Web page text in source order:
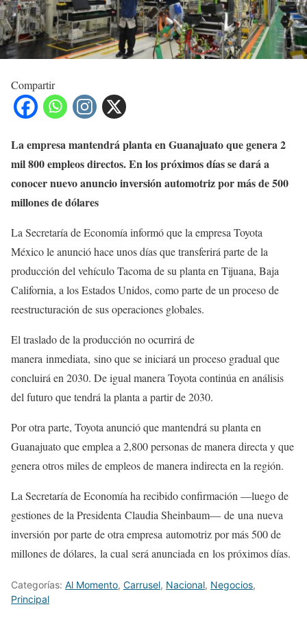
Compartir
La empresa mantendrá planta en Guanajuato que genera 2
mil 800 empleos directos.En los próximos días se dará a
conocer nuevo anuncio inversión automotriz por más de 500
millones de dólares
La Secretaría de Economía informó que la empresa Toyota
México le anunció hace unos días que transferirá parte de la
producción del vehículo Tacoma de su planta en Tijuana, Baja
California, a los Estados Unidos, como parte de un proceso de
reestructuración de sus operaciones globales.
El traslado de la producción no ocurrirá de
manera inmediata, sino que se iniciará un proceso gradual que
concluirá en 2030. De igual manera Toyota continúa en análisis
del futuro que tendrá la planta a partir de 2030.
Por otra parte, Toyota anunció que mantendrá su planta en
Guanajuato que emplea a 2,800 personas de manera directa y que
genera otros miles de empleos de manera indirecta en la región.
La Secretaría de Economía ha recibido confirmación —luego de
gestiones de la Presidenta Claudia Sheinbaum— de una nueva
inversión por parte de otra empresa automotriz por más 500 de
millones de dólares, la cual será anunciada en los próximos días.
Categorías: Al Momento, Carrusel, Nacional, Negocios,
Principal